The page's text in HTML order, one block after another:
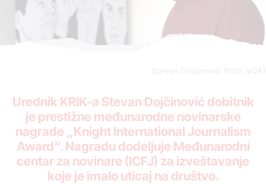
Stevan Dojčinović (foto: VOA)
Urednik KRIK-a Stevan Dojčinović dobitnik
je prestižne međunarodne novinarske
nagrade „Knight International Journalism
Award“. Nagradu dodeljuje Međunarodni
centar za novinare (ICFJ) za izveštavanje
koje je imalo uticaj na društvo.